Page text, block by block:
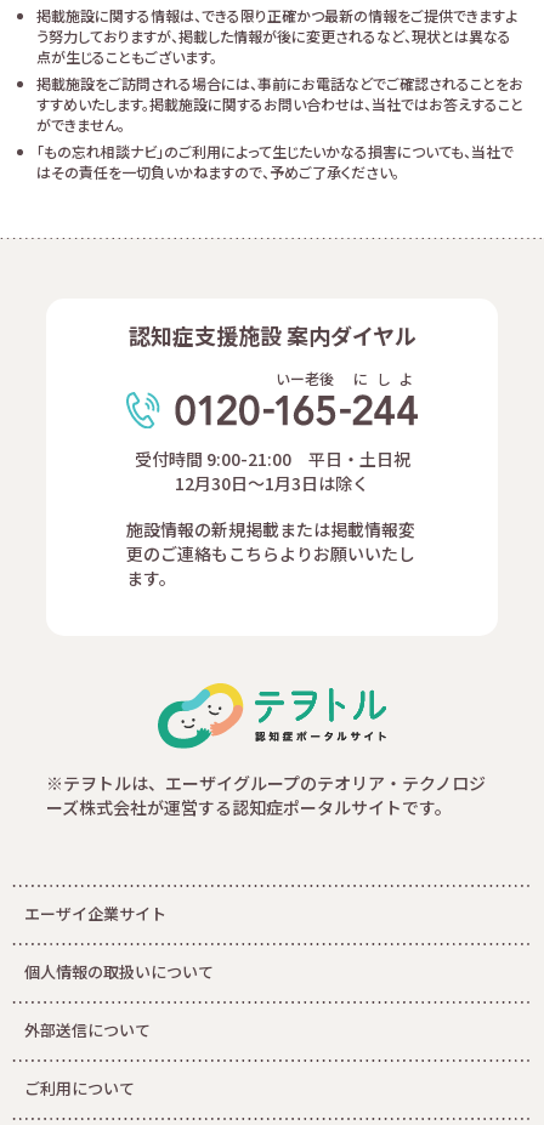
掲載施設に関する情報は、できる限り正確かつ最新の情報をご提供できますよ
う努力しておりますが、掲載した情報が後に変更されるなど、現状とは異なる
点が生じることもございます。
掲載施設をご訪問される場合には、事前にお電話などでご確認されることをお
すすめいたします。掲載施設に関するお問い合わせは、当社ではお答えすること
ができません。
「もの忘れ相談ナビ」のご利用によって生じたいかなる損害についても、当社で
はその責任を一切負いかねますので、予めご了承ください。
認知症支援施設 案内ダイヤル
いー老後 に し よ
受付時間 9:00-21:00 平日・土日祝
12月30日～1月3日は除く
施設情報の新規掲載または掲載情報変
更のご連絡もこちらよりお願いいたし
ます。
※テヲトルは、エーザイグループのテオリア・テクノロジ
ーズ株式会社が運営する認知症ポータルサイトです。
エーザイ企業サイト
個人情報の取扱いについて
外部送信について
ご利用について